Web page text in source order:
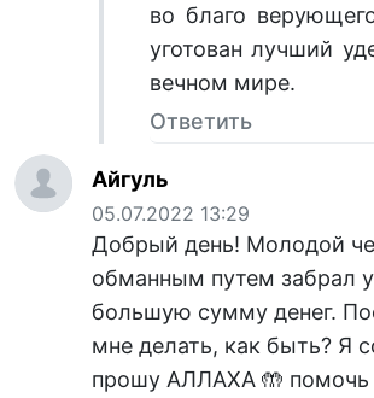
во благо
уготован лучший
вечном мире.
Ответить
Айгуль
05.07.2022 13:29
Добрый день! Молодой
обманным путем забрал
большую сумму денег.
мне делать, как быть? Я
прошу АЛЛАХА 🤲 помочь